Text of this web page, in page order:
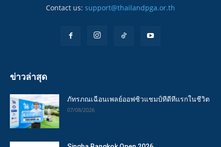
Contact us: support@thailandpga.or.th
ข่าวล่าสุด
ภัทรภณเฉือนเพลย์ออฟซิวแชมป์ทีดีทีแรกในชีวิต
07/08/2026